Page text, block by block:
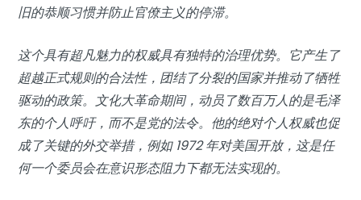
旧的恭顺习惯并防止官僚主义的停滞。
这个具有超凡魅力的权威具有独特的治理优势。它产生了
超越正式规则的合法性，团结了分裂的国家并推动了牺牲
驱动的政策。文化大革命期间，动员了数百万人的是毛泽
东的个人呼吁，而不是党的法令。他的绝对个人权威也促
成了关键的外交举措，例如 1972 年对美国开放，这是任
何一个委员会在意识形态阻力下都无法实现的。